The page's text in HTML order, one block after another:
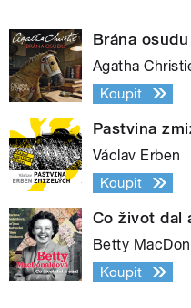
Brána osudu
Agatha
Koupit
Pastvina
Václav Erben
Koupit
Co život dal
Betty
Koupit